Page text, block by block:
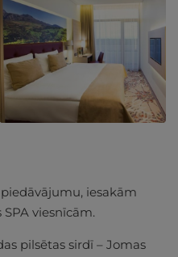
iesakām
viesnīcām.
pilsētas sirdī – Jomas